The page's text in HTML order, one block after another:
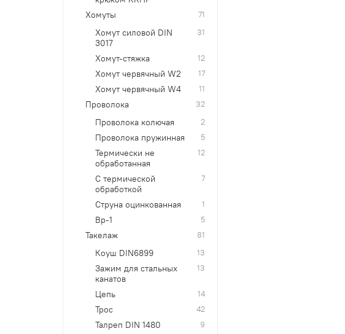
Хомуты 71
Хомут силовой DIN
3017
31
Хомут-стяжка 12
Хомут червячный W2 17
Хомут червячный W4 11
Проволока 32
Проволока колючая 2
Проволока пружинная 5
Термически не
обработанная
12
С термической
обработкой
7
Струна оцинкованная 1
Вр-1 5
Такелаж 81
Коуш DIN6899 13
Зажим для стальных
канатов
13
Цепь 14
Трос 42
Талреп DIN 1480 9